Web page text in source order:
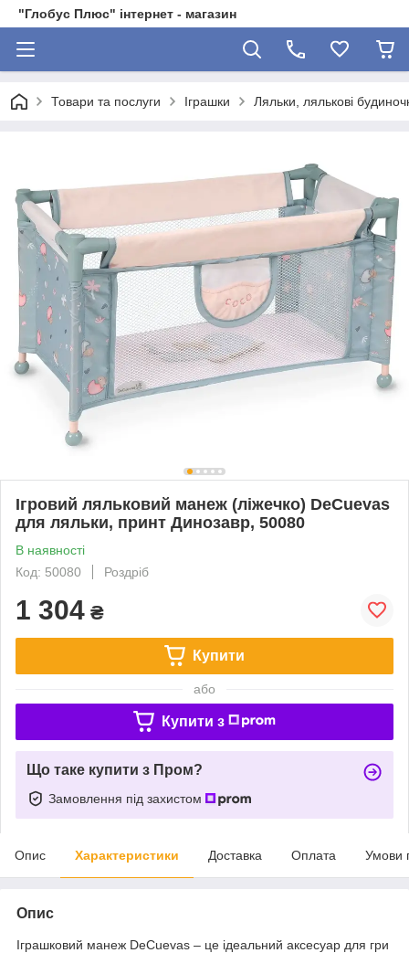
"Глобус Плюс" інтернет - магазин
Товари та послуги Іграшки Ляльки, лялькові
Ігровий ляльковий манеж (ліжечко) DeCuevas
для ляльки, принт Динозавр, 50080
В наявності
Код: 50080
Роздріб
1 304 ₴
Купити
або
Купити з
Що таке купити з Пром?
Замовлення під захистом
Опис Характеристики Доставка Оплата Умови
Опис
Іграшковий манеж DeCuevas – це ідеальний аксесуар для гри